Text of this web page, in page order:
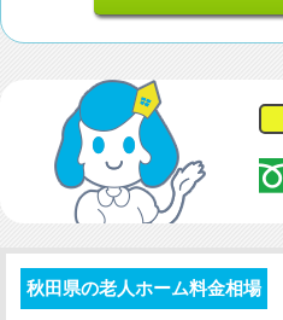
秋田県の老人ホーム料金相場